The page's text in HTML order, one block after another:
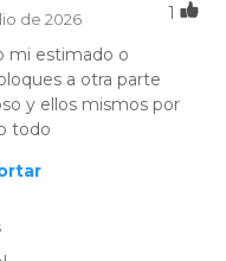
de 2026
mi estimado o
a otra parte
y ellos mismos por
todo
1